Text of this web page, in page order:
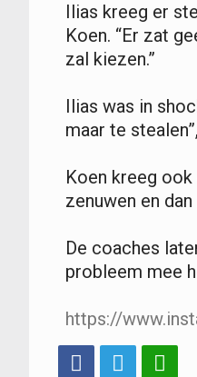
Ilias kreeg er
Koen. “Er zat
zal kiezen.”
Ilias was in
maar te
Koen kreeg
zenuwen en
De coaches
probleem mee
https://